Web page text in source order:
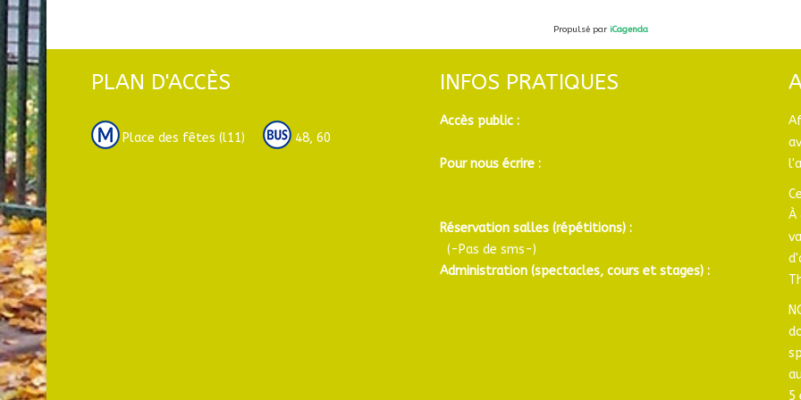
Propulsé par iCagenda
PLAN D'ACCÈS
Place des fêtes (l11) 48, 60
INFOS PRATIQUES
Accès public :
Pour nous écrire :
Réservation salles (répétitions) :
(-Pas de sms-)
Administration (spectacles, cours et stages) :
À
5